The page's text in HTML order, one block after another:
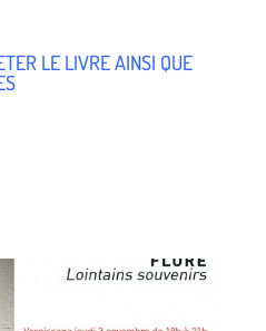
LE LIVRE AINSI QUE